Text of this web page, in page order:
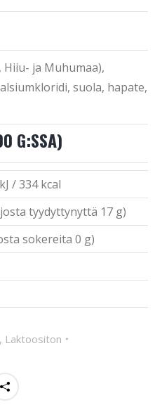
ja Muhumaa),
suola, hapate,
G:SSA)
/ 334 kcal
tyydyttynyttä 17 g)
sokereita 0 g)
, Laktoositon